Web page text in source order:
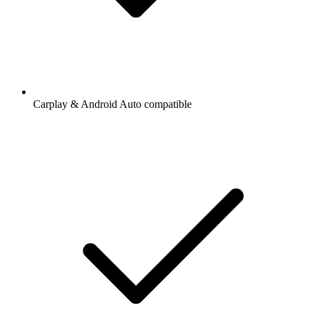
Carplay & Android Auto compatible